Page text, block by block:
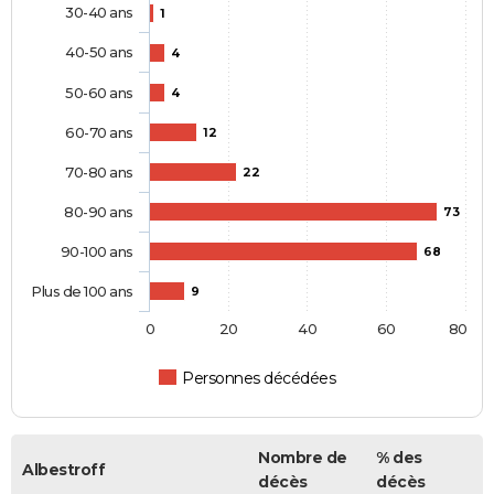
1
4
4
12
22
73
68
9
Personnes décédées
30-40 ans
40-50 ans
50-60 ans
60-70 ans
70-80 ans
80-90 ans
90-100 ans
Plus de 100 ans
0 20 40 60 80
Albestroff
Nombre de
décès
% des
décès